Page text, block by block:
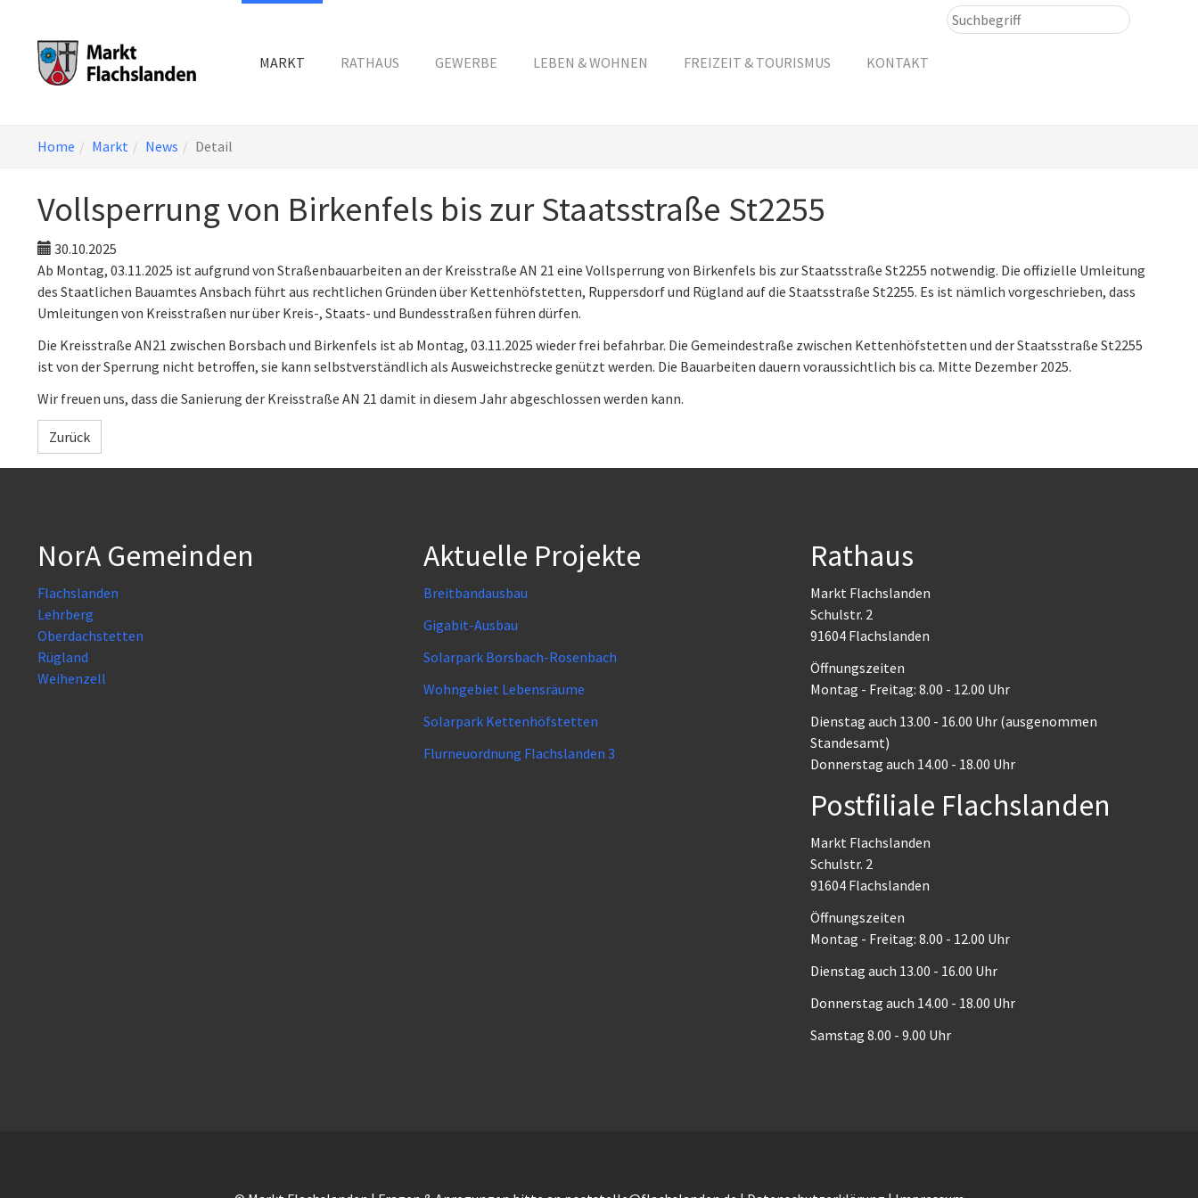
content
MARKT RATHAUS GEWERBE LEBEN & WOHNEN FREIZEIT & TOURISMUS KONTAKT
are
Home Markt News Detail
Vollsperrung von Birkenfels bis zur Staatsstraße St2255
30.10.2025
Ab Montag, 03.11.2025 ist aufgrund von Straßenbauarbeiten an der Kreisstraße AN 21 eine Vollsperrung von Birkenfels bis zur Staatsstraße St2255 notwendig. Die offizielle Umleitung
des Staatlichen Bauamtes Ansbach führt aus rechtlichen Gründen über Kettenhöfstetten, Ruppersdorf und Rügland auf die Staatsstraße St2255. Es ist nämlich vorgeschrieben, dass
Umleitungen von Kreisstraßen nur über Kreis-, Staats- und Bundesstraßen führen dürfen.
Die Kreisstraße AN21 zwischen Borsbach und Birkenfels ist ab Montag, 03.11.2025 wieder frei befahrbar. Die Gemeindestraße zwischen Kettenhöfstetten und der Staatsstraße St2255
ist von der Sperrung nicht betroffen, sie kann selbstverständlich als Ausweichstrecke genützt werden. Die Bauarbeiten dauern voraussichtlich bis ca. Mitte Dezember 2025.
Wir freuen uns, dass die Sanierung der Kreisstraße AN 21 damit in diesem Jahr abgeschlossen werden kann.
Zurück
NorA Gemeinden
Flachslanden
Lehrberg
Oberdachstetten
Rügland
Weihenzell
Aktuelle Projekte
Breitbandausbau
Gigabit-Ausbau
Solarpark Borsbach-Rosenbach
Wohngebiet Lebensräume
Solarpark Kettenhöfstetten
Flurneuordnung Flachslanden 3
Rathaus
Markt Flachslanden
Schulstr. 2
91604 Flachslanden
Öffnungszeiten
Montag - Freitag: 8.00 - 12.00 Uhr
Dienstag auch 13.00 - 16.00 Uhr (ausgenommen
Standesamt)
Donnerstag auch 14.00 - 18.00 Uhr
Postfiliale Flachslanden
Markt Flachslanden
Schulstr. 2
91604 Flachslanden
Öffnungszeiten
Montag - Freitag: 8.00 - 12.00 Uhr
Dienstag auch 13.00 - 16.00 Uhr
Donnerstag auch 14.00 - 18.00 Uhr
Samstag 8.00 - 9.00 Uhr